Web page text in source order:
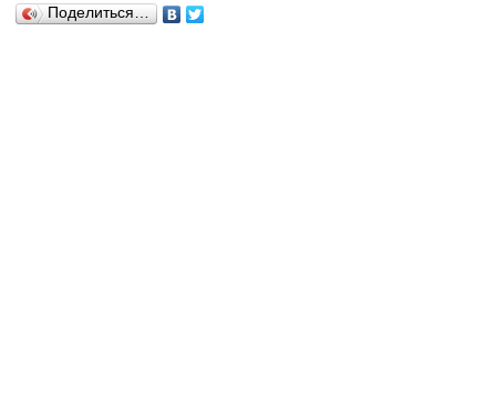
Поделиться…